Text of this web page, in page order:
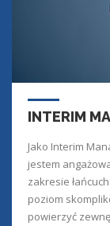
INTERIM
Jako Interim
jestem
zakresie
poziom
powierzyć